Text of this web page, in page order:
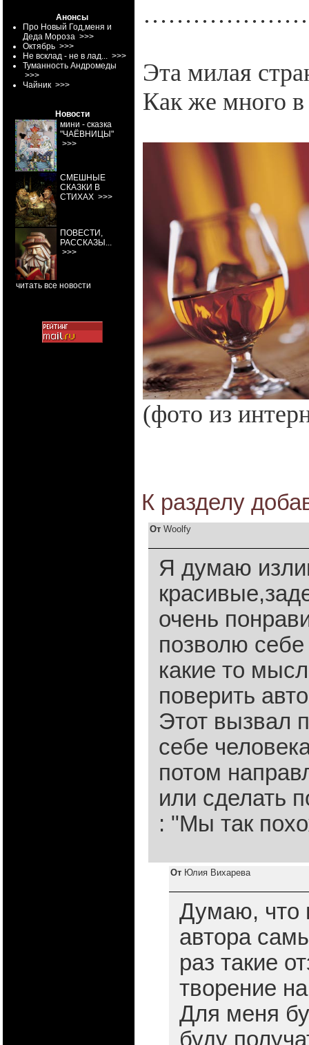
Анонсы
Про Новый Год,меня и
Деда Мороза >>>
Октябрь >>>
Не всклад - не в лад... >>>
Туманность Андромеды
>>>
Чайник >>>
Новости
мини - сказка
"ЧАЁВНИЦЫ"
>>>
СМЕШНЫЕ
СКАЗКИ В
СТИХАХ >>>
ПОВЕСТИ,
РАССКАЗЫ...
>>>
читать все новости
Эта милая
Как же много
(фото из
К разделу
От Woolfy
Я думаю
очень
позволю
какие то
поверить
Этот вызвал
себе
потом
или сделать
: "Мы так
От Юлия Вихарева
Думаю, что
автора
раз такие
творение
Для меня
буду